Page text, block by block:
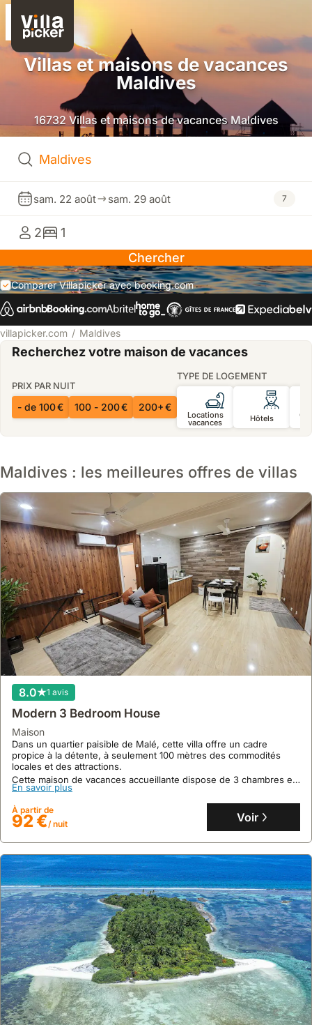
Villas et maisons de vacances
Maldives
16732 Villas et maisons de vacances Maldives
sam. 22 août sam. 29 août 7
2
1
Chercher
Comparer Villapicker avec booking.com
villapicker.com Maldives
Recherchez votre maison de vacances
PRIX PAR NUIT
- de 100 € 100 - 200 € 200+ €
TYPE DE LOGEMENT
Locations
vacances Hôtels
Maldives : les meilleures offres de villas
8.0 1 avis
Modern 3 Bedroom House
maison
Dans un quartier paisible de Malé, cette villa offre un cadre
propice à la détente, à seulement 100 mètres des commodités
locales et des attractions.
Cette maison de vacances accueillante dispose de 3 chambres et
3 salles de bains, pouvant héberger jusqu'à 9 personnes avec
En savoir plus
À partir de
92 €/ nuit Voir